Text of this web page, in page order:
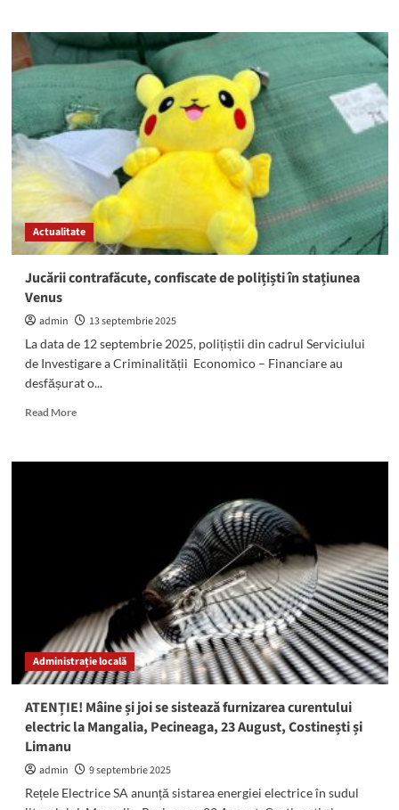
ATENȚIE!
Se
sistează
curentului
electric
în
Mangalia,
Limanu,
Pecineaga,
Costinești
și
23
August
Actualitate
Jucării contrafăcute, confiscate de polițiști în stațiunea
Venus
admin
13 septembrie 2025
La data de 12 septembrie 2025, polițiștii din cadrul Serviciului
de Investigare a Criminalității Economico – Financiare au
desfășurat o...
Read MoreRead
Jucării
Administrație locală
ATENȚIE! Mâine și joi se sistează furnizarea curentului
electric la Mangalia, Pecineaga, 23 August, Costinești și
Limanu
admin
9 septembrie 2025
Rețele Electrice SA anunță sistarea energiei electrice în sudul